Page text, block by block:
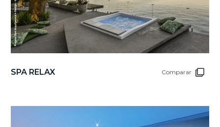
SPA RELAX Comparar